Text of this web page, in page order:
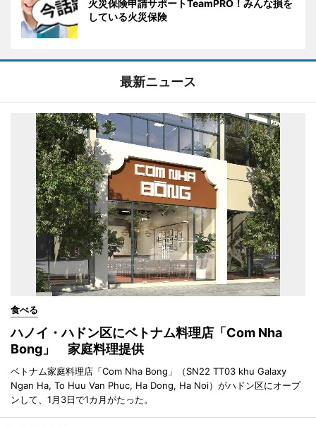
火災保険申請サポートTeamPRO！みんな損を
している火災保険
最新ニュース
食べる
ハノイ・ハドン区にベトナム料理店「Com Nha
Bong」 家庭料理提供
ベトナム家庭料理店「Com Nha Bong」（SN22 TT03 khu Galaxy
Ngan Ha, To Huu Van Phuc, Ha Dong, Ha Noi）がハドン区にオープ
ンして、1月3日で1カ月がたった。